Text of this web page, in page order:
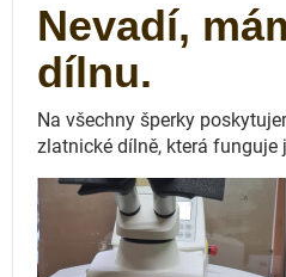
Nevadí,
dílnu.
Na všechny šperky
zlatnické dílně, která funguje